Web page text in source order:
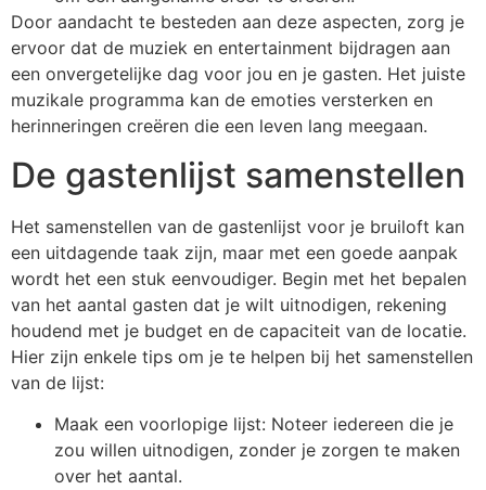
Door aandacht te besteden aan deze aspecten, zorg je
ervoor dat de muziek en entertainment bijdragen aan
een onvergetelijke dag voor jou en je gasten. Het juiste
muzikale programma kan de emoties versterken en
herinneringen creëren die een leven lang meegaan.
De gastenlijst samenstellen
Het samenstellen van de gastenlijst voor je bruiloft kan
een uitdagende taak zijn, maar met een goede aanpak
wordt het een stuk eenvoudiger. Begin met het bepalen
van het aantal gasten dat je wilt uitnodigen, rekening
houdend met je budget en de capaciteit van de locatie.
Hier zijn enkele tips om je te helpen bij het samenstellen
van de lijst:
Maak een voorlopige lijst: Noteer iedereen die je
zou willen uitnodigen, zonder je zorgen te maken
over het aantal.